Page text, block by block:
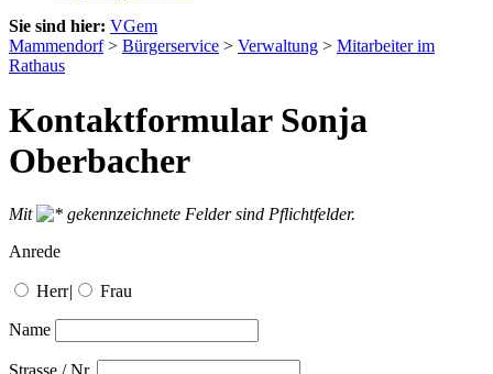
Sie sind hier: VGem
Mammendorf> Bürgerservice > Verwaltung > Mitarbeiter im
Rathaus
Kontaktformular Sonja
Oberbacher
Mit
gekennzeichnete Felder sind Pflichtfelder.
Anrede
Herr| Frau
Name
Strasse / Nr.